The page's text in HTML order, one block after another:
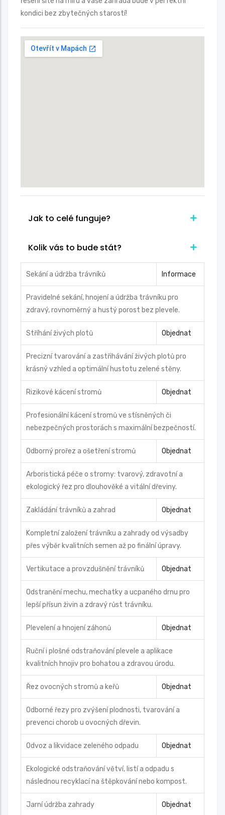
kondici bez zbytečných starostí!
Jak to celé funguje?
Kolik vás to bude stát?
Sekání a údržba trávníků Informace
Pravidelné sekání, hnojení a údržba trávníku pro
zdravý, rovnoměrný a hustý porost bez plevele.
Stříhání živých plotů Objednat
Precizní tvarování a zastřihávání živých plotů pro
krásný vzhled a optimální hustotu zelené stěny.
Rizikové kácení stromů Objednat
Profesionální kácení stromů ve stísněných či
nebezpečných prostorách s maximální bezpečností.
Odborný prořez a ošetření stromů Objednat
Arboristická péče o stromy: tvarový, zdravotní a
ekologický řez pro dlouhověké a vitální dřeviny.
Zakládání trávníků a zahrad Objednat
Kompletní založení trávníku a zahrady od výsadby
přes výběr kvalitních semen až po finální úpravy.
Vertikutace a provzdušnění trávníků Objednat
Odstranění mechu, mechatky a ucpaného drnu pro
lepší přísun živin a zdravý růst trávníku.
Plevelení a hnojení záhonů Objednat
Ruční i plošné odstraňování plevele a aplikace
kvalitních hnojiv pro bohatou a zdravou úrodu.
Řez ovocných stromů a keřů Objednat
Odborné řezy pro zvýšení plodnosti, tvarování a
prevenci chorob u ovocných dřevin.
Odvoz a likvidace zeleného odpadu Objednat
Ekologické odstraňování větví, listí a odpadu s
následnou recyklací na štěpkování nebo kompost.
Jarní údržba zahrady Objednat